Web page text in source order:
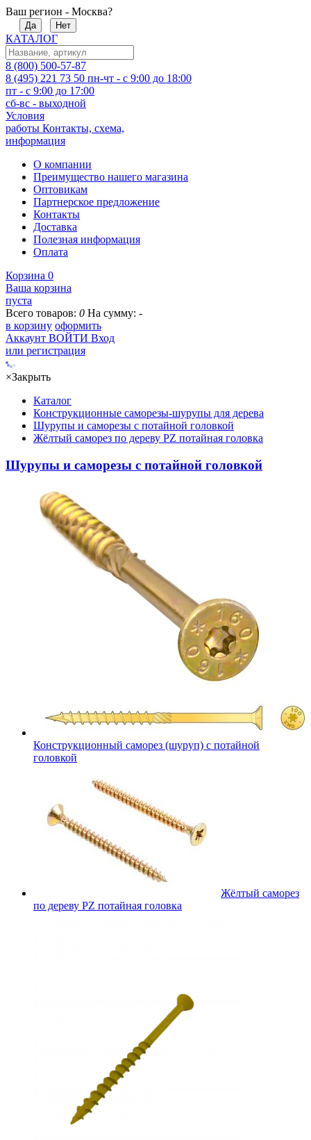
Ваш регион - Москва?
Да Нет
КАТАЛОГ
8 (800) 500-57-87
8 (495) 221 73 50 пн-чт - с 9:00 до 18:00
пт - с 9:00 до 17:00
сб-вс - выходной
Условия
работы Контакты, схема,
информация
О компании
Преимущество нашего магазина
Оптовикам
Партнерское предложение
Контакты
Доставка
Полезная информация
Оплата
Корзина 0
Ваша корзина
пуста
Всего товаров: 0 На сумму: -
в корзину оформить
Аккаунт ВОЙТИ Вход
или регистрация
×Закрыть
Каталог
Конструкционные саморезы-шурупы для дерева
Шурупы и саморезы с потайной головкой
Жёлтый саморез по дереву PZ потайная головка
Шурупы и саморезы с потайной головкой
Конструкционный саморез (шуруп) с потайной
головкой
Жёлтый саморез
по дереву PZ потайная головка